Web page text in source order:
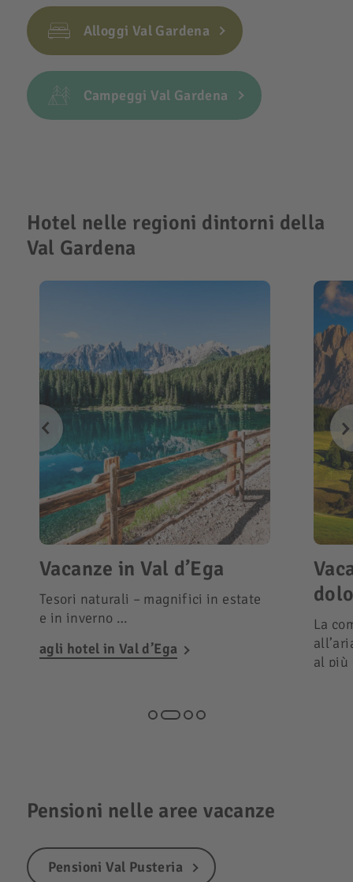
Alloggi Val Gardena
Campeggi Val Gardena
Hotel nelle regioni dintorni della
Val Gardena
Vacanze in Val d’Ega
Tesori naturali – magnifici in estate
e in inverno …
agli hotel in Val d’Ega
La
al più
Pensioni nelle aree vacanze
Pensioni Val Pusteria